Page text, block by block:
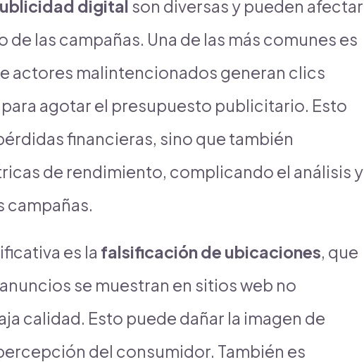
digital son diversas y pueden afectar
de las campañas. Una de las más comunes es
actores malintencionados generan clics
agotar el presupuesto publicitario. Esto
financieras, sino que también
de rendimiento, complicando el análisis y
campañas.
es la falsificación de ubicaciones, que
se muestran en sitios web no
calidad. Esto puede dañar la imagen de
del consumidor. También es